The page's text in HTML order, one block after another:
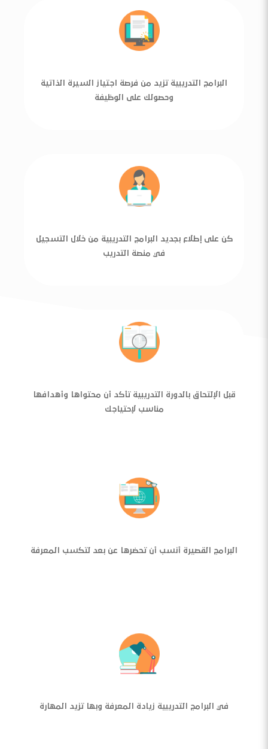
البرامج التدريبية تزيد من فرصة اجتياز السيرة الذاتية
وحصولك على الوظيفة
كن على إطلاع بجديد البرامج التدريبية من خلال التسجيل
في منصة التدريب
قبل الإلتحاق بالدورة التدريبية تأكد أن محتواها وأهدافها
مناسب لإحتياجك
البرامج القصيرة أنسب أن تحضرها عن بعد لتكسب المعرفة
في البرامج التدريبية زيادة المعرفة وبها تزيد المهارة